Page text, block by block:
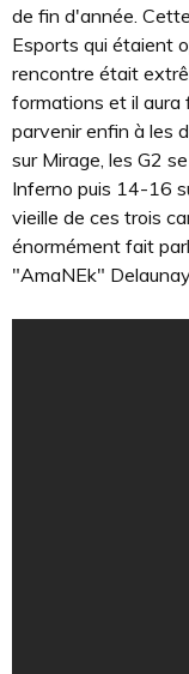
de fin d'année.
Esports qui étaient
rencontre était
formations et il aura
parvenir enfin à les
sur Mirage, les G2
Inferno puis 14-16
vieille de ces trois
énormément fait
"AmaNEk"